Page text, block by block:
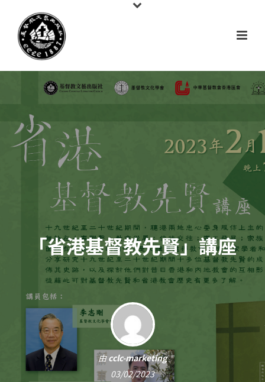
「省港基督教先賢」講座
由cclc-marketing
03/02/2023